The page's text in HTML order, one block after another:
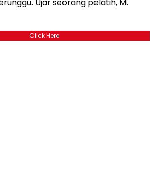
Click Here